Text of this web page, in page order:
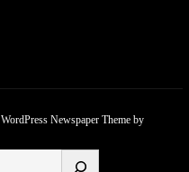
WordPress Newspaper Themeby